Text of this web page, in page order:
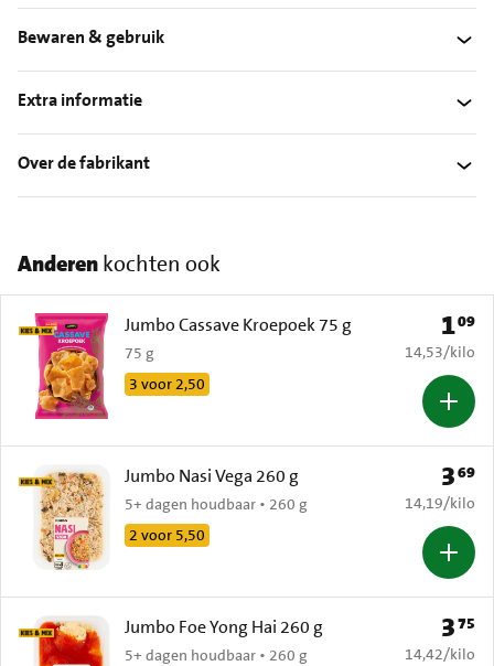
Bewaren & gebruik
Extra informatie
Over de fabrikant
Anderenkochten ook
Jumbo Cassave Kroepoek 75 g
75 g
3 voor 2,50
Prijs:
109
€ 14,53 per
14,53/kilo
Jumbo Nasi Vega 260 g
5+ dagen houdbaar • 260 g
2 voor 5,50
Prijs:
369
€ 14,19 per
14,19/kilo
Jumbo Foe Yong Hai 260 g
5+ dagen houdbaar • 260 g
Prijs:
375
€ 14,42 per
14,42/kilo